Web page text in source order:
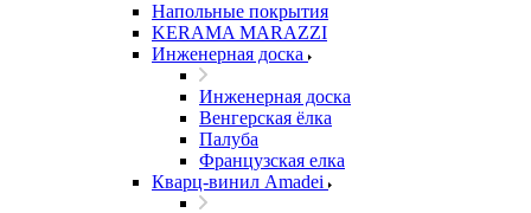
Напольные покрытия
KERAMA MARAZZI
Инженерная доска
Инженерная доска
Венгерская ёлка
Палуба
Французская елка
Кварц-винил Amadei